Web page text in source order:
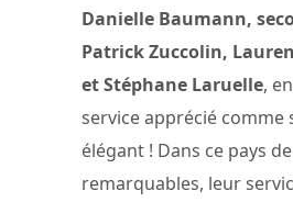
Danielle Baumann,
Patrick Zuccolin,
et Stéphane Laruelle,
service apprécié
élégant ! Dans ce pays
remarquables, leur